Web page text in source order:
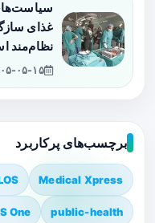
غذای
نظام‌مند
۱۴۰۵-
برچسب‌های پرکاربرد
Medical Xpress
public-health
One